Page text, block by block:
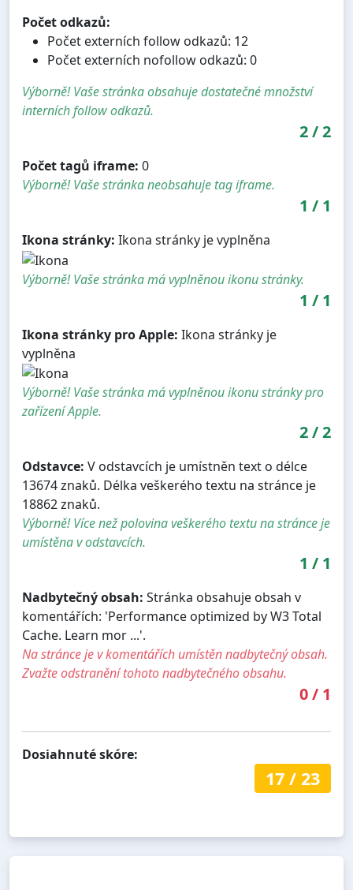
Počet odkazů:
Počet externích follow odkazů: 12
Počet externích nofollow odkazů: 0
Výborně! Vaše stránka obsahuje dostatečné množství
interních follow odkazů.
2/2
Počet tagů iframe: 0
Výborně! Vaše stránka neobsahuje tag iframe.
1 / 1
Ikona stránky: Ikona stránky je vyplněna
Výborně! Vaše stránka má vyplněnou ikonu stránky.
1 / 1
Ikona stránky pro Apple: Ikona stránky je
vyplněna
Výborně! Vaše stránka má vyplněnou ikonu stránky pro
zařízení Apple.
2/2
Odstavce: V odstavcích je umístněn text o délce
13674 znaků. Délka veškerého textu na stránce je
18862 znaků.
Výborně! Více než polovina veškerého textu na stránce je
umístěna v odstavcích.
1 / 1
Nadbytečný obsah: Stránka obsahuje obsah v
komentářích: 'Performance optimized by W3 Total
Cache. Learn mor ...'.
Na stránce je v komentářích umístěn nadbytečný obsah.
Zvažte odstranění tohoto nadbytečného obsahu.
0/ 1
Dosiahnuté skóre:
17/ 23